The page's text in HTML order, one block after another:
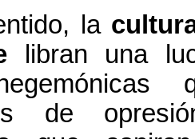
la
libran una
de